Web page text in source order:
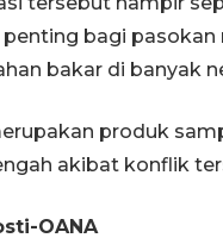
bagi
bakar di banyak
produk
akibat konflik
OANA